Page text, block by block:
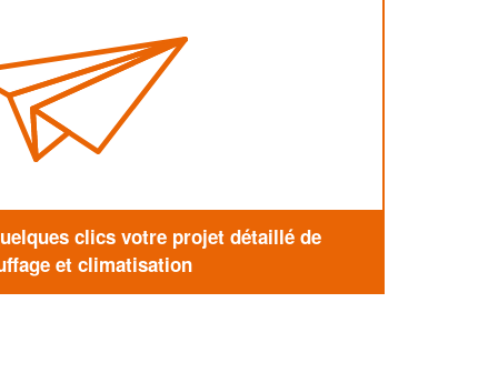
clics votre projet détaillé de
et climatisation